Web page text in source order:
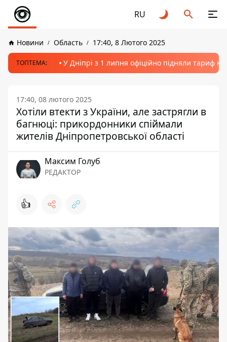
RU
Новини Область 17:40, 8 Лютого 2025
ТОПТЕМА: У Дніпрі з 1 липня офіційно підняли тариф
17:40, 08 лютого 2025
Хотіли втекти з України, але застрягли в
багнюці: прикордонники спіймали
жителів Дніпропетровської області
Максим Голуб
РЕДАКТОР
👍